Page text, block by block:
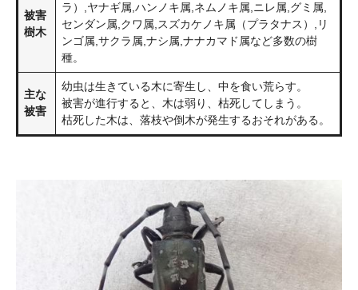
被害
樹木
ラ）,ヤナギ属,ハンノキ属,ネムノキ属,ニレ属,グミ属,
センダン属,クワ属,スズカケノキ属（プラタナス）,リ
ンゴ属,サクラ属,ナシ属,ナナカマド属など多数の樹
種。
主な
被害
幼虫は生きている木に寄生し、中を食い荒らす。
被害が進行すると、木は弱り、枯死してしまう。
枯死した木は、落枝や倒木が発生するおそれがある。